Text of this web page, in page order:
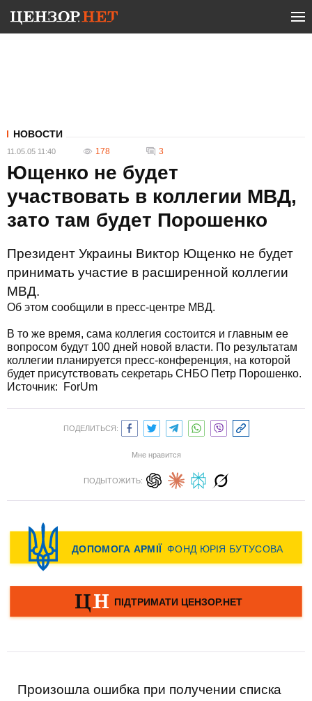
НОВОСТИ
11.05.05 11:40 178 3
Ющенко не будет
участвовать в коллегии МВД,
зато там будет Порошенко
Президент Украины Виктор Ющенко не будет
принимать участие в расширенной коллегии
МВД.
Об этом сообщили в пресс-центре МВД.
В то же время, сама коллегия состоится и главным ее
вопросом будут 100 дней новой власти. По результатам
коллегии планируется пресс-конференция, на которой
будет присутствовать секретарь СНБО Петр Порошенко.
Источник: ForUm
ПОДЕЛИТЬСЯ:
Мне нравится
ПОДЫТОЖИТЬ:
Произошла ошибка при получении списка